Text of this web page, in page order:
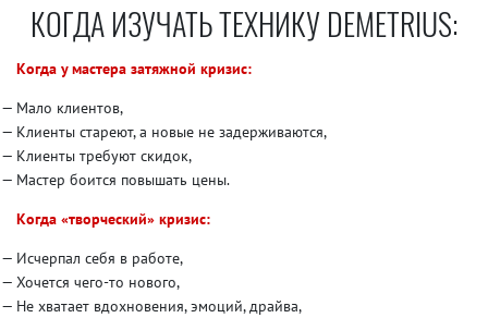
КОГДА ИЗУЧАТЬ ТЕХНИКУ DEMETRIUS:
Когда у мастера затяжной кризис:
Мало клиентов,
Клиенты стареют, а новые не задерживаются,
Клиенты требуют скидок,
Мастер боится повышать цены.
Когда «творческий» кризис:
Исчерпал себя в работе,
Хочется чего-то нового,
Не хватает вдохновения, эмоций, драйва,